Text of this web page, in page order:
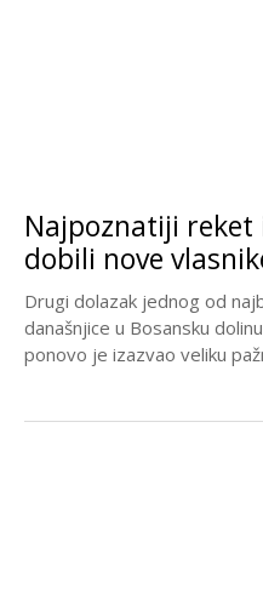
Najpoznatiji reket
dobili nove
Drugi dolazak jednog od
današnjice u Bosansku
ponovo je izazvao veliku